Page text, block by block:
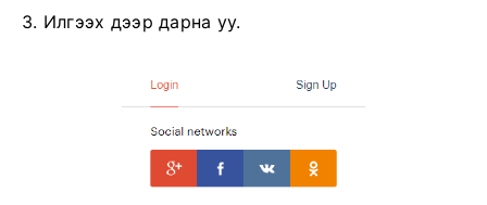
3. Илгээх дээр дарна уу.